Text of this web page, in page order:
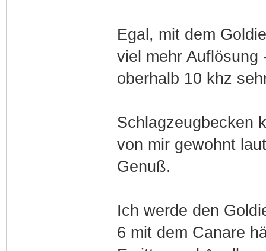
Egal, mit dem
viel mehr Auflösung
oberhalb 10 khz
Schlagzeugbecken
von mir gewohnt
Genuß.
Ich werde den
6 mit dem Canare